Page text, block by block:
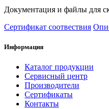
Документация и файлы для
Сертификат соотвествия
Информация
Каталог продукции
Сервисный центр
Производители
Сертификаты
Контакты